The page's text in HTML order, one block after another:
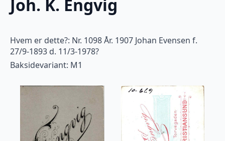
Joh. K. Engvig
Hvem er dette?: Nr. 1098 År. 1907 Johan Evensen f.
27/9-1893 d. 11/3-1978?
Baksidevariant: M1